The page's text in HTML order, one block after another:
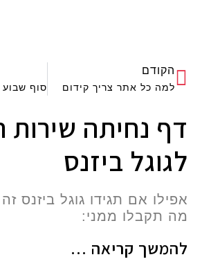
הקודם
למה כל אתר צריך קידום
דף נחיתה
לגוגל ביזנס
אפילו אם תגידו גוגל ביזנס
מה תקבלו ממני:
להמשך קריאה ...